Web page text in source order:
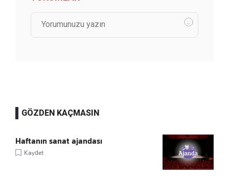
GÖZDEN KAÇMASIN
Haftanın sanat ajandası
Kaydet